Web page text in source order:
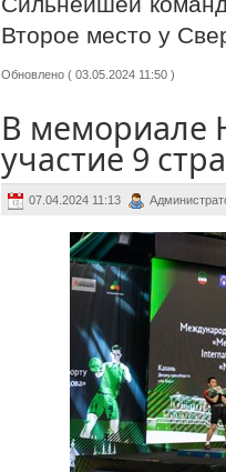
Второе место у
Обновлено ( 03.05.2024 11:50 )
В мемориале
участие 9
07.04.2024 11:13